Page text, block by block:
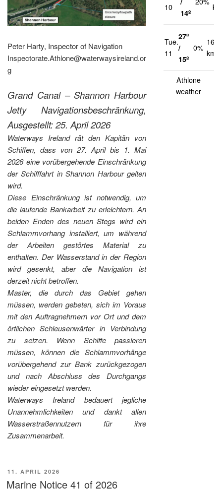
Peter Harty, Inspector of Navigation
Inspectorate.Athlone@waterwaysireland.or
g
Grand Canal – Shannon Harbour
Jetty Navigationsbeschränkung,
Ausgestellt: 25. April 2026
Waterways Ireland rät den Kapitän von
Schiffen, dass von 27. April bis 1. Mai
2026 eine vorübergehende Einschränkung
der Schifffahrt in Shannon Harbour gelten
wird.
Diese Einschränkung ist notwendig, um
die laufende Bankarbeit zu erleichtern. An
beiden Enden des neuen Stegs wird ein
Schlammvorhang installiert, um während
der Arbeiten gestörtes Material zu
enthalten. Der Wasserstand in der Region
wird gesenkt, aber die Navigation ist
derzeit nicht betroffen.
Master, die durch das Gebiet gehen
müssen, werden gebeten, sich im Voraus
mit den Auftragnehmern vor Ort und dem
örtlichen Schleusenwärter in Verbindung
zu setzen. Wenn Schiffe passieren
müssen, können die Schlammvorhänge
vorübergehend zur Bank zurückgezogen
und nach Abschluss des Durchgangs
wieder eingesetzt werden.
Waterways Ireland bedauert jegliche
Unannehmlichkeiten und dankt allen
Wasserstraßennutzern für ihre
Zusammenarbeit.
VERÖFFENTLICHT
AM
11. APRIL 2026
Marine Notice 41 of 2026
10
14º
Tue.
11
27º
/
15º
0%
16
km/h
Athlone
weather